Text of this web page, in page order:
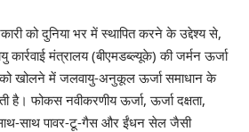
को दुनिया भर में स्थापित करने के उद्देश्य से,
मंत्रालय (बीएमडब्ल्यूके) की जर्मन ऊर्जा
को खोलने में जलवायु-अनुकूल ऊर्जा समाधान के
है। फोकस नवीकरणीय ऊर्जा, ऊर्जा दक्षता,
साथ पावर-टू-गैस और ईंधन सेल जैसी